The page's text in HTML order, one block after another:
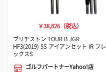
￥38,826（税込）
ブリヂストン TOUR B JGR
HF3(2019) 5S アイアンセット IR フレ
ックスS
ゴルフパートナーYahoo!店